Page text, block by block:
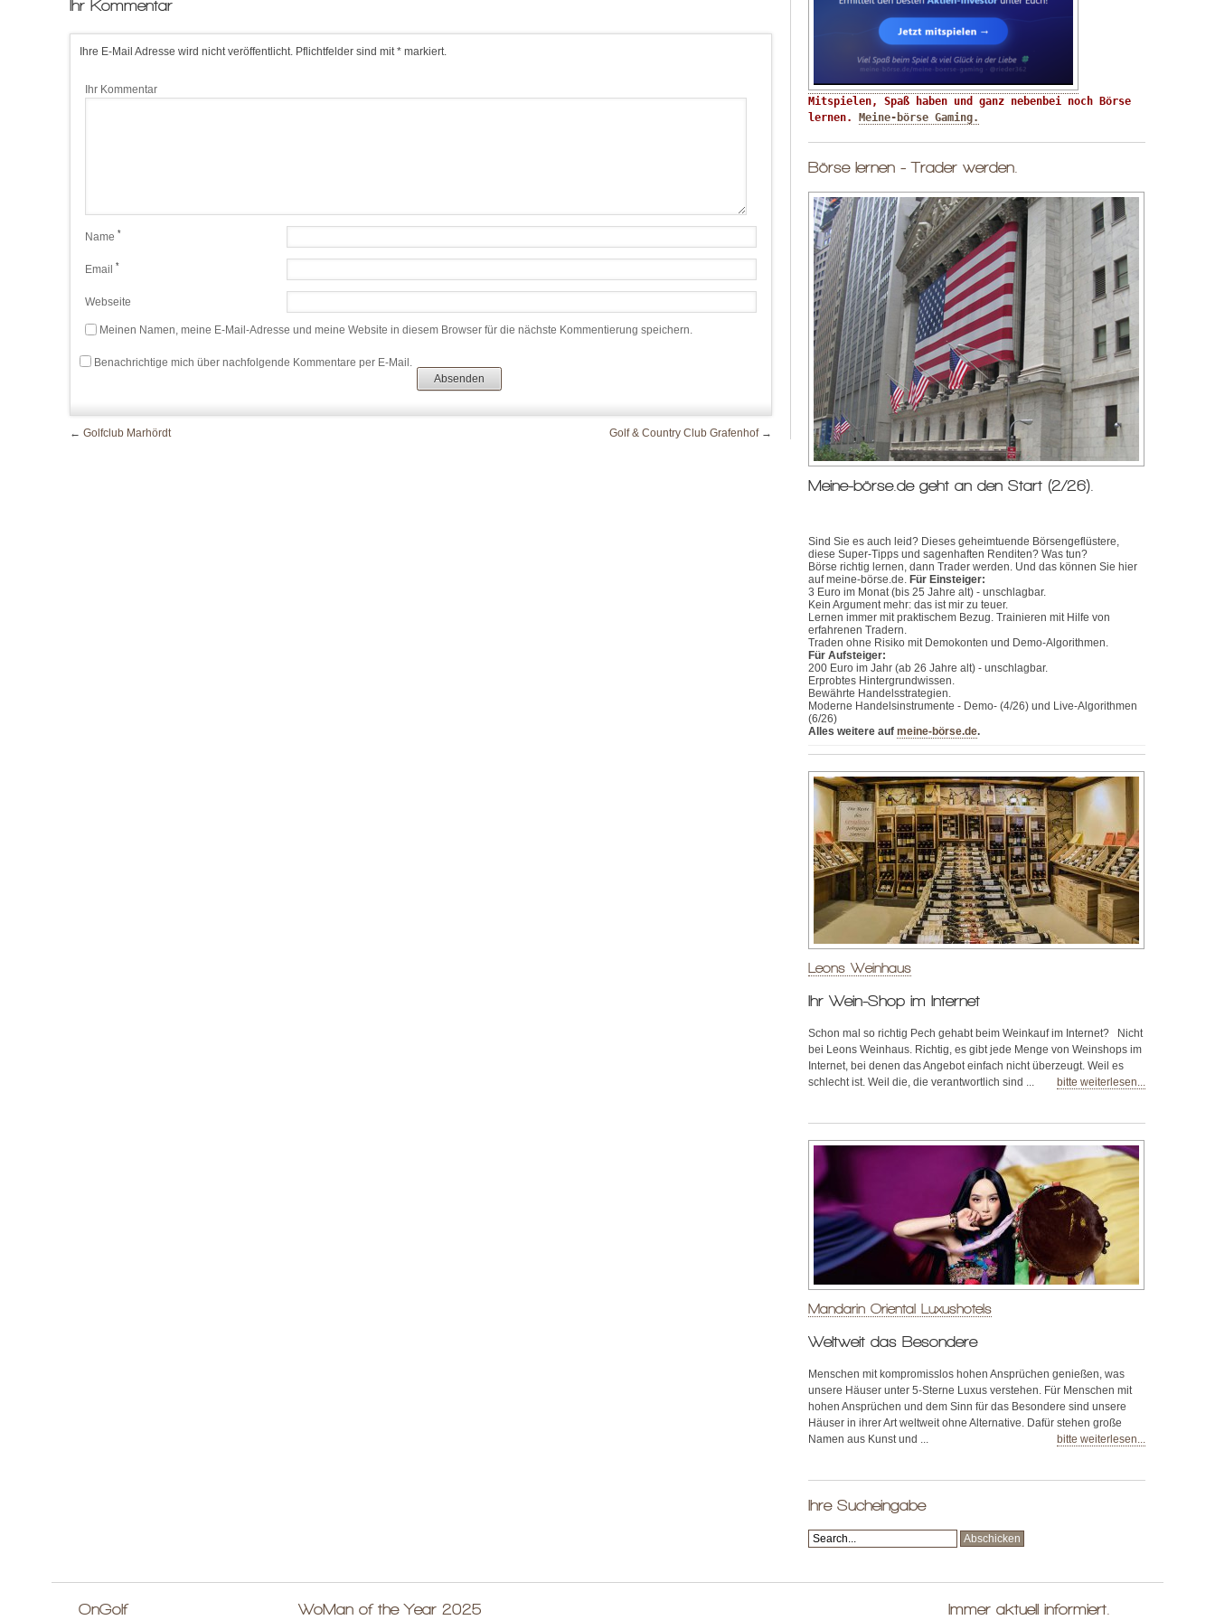
Ihr Kommentar
Ihre E-Mail Adresse wird nicht veröffentlicht. Pflichtfelder sind mit * markiert.
Ihr Kommentar
Name *
Email *
Webseite
Meinen Namen, meine E-Mail-Adresse und meine Website in diesem Browser für die nächste Kommentierung speichern.
Benachrichtige mich über nachfolgende Kommentare per E-Mail.
← Golfclub Marhördt Golf & Country Club Grafenhof →
Mitspielen, Spaß haben und ganz nebenbei noch Börse
lernen.
Meine-börse Gaming.
Börse lernen - Trader werden.
Meine-börse.de geht an den Start (2/26).
Sind Sie es auch leid? Dieses geheimtuende Börsengeflüstere,
diese Super-Tipps und sagenhaften Renditen? Was tun?
Börse richtig lernen, dann Trader werden. Und das können Sie hier
auf meine-börse.de. Für Einsteiger:
3 Euro im Monat (bis 25 Jahre alt) - unschlagbar.
Kein Argument mehr: das ist mir zu teuer.
Lernen immer mit praktischem Bezug. Trainieren mit Hilfe von
erfahrenen Tradern.
Traden ohne Risiko mit Demokonten und Demo-Algorithmen.
Für Aufsteiger:
200 Euro im Jahr (ab 26 Jahre alt) - unschlagbar.
Erprobtes Hintergrundwissen.
Bewährte Handelsstrategien.
Moderne Handelsinstrumente - Demo- (4/26) und Live-Algorithmen
(6/26)
Alles weitere aufmeine-börse.de.
Leons Weinhaus
Ihr Wein-Shop im Internet
Schon mal so richtig Pech gehabt beim Weinkauf im Internet? Nicht
bei Leons Weinhaus. Richtig, es gibt jede Menge von Weinshops im
Internet, bei denen das Angebot einfach nicht überzeugt. Weil es
schlecht ist. Weil die, die verantwortlich sind ...
bitte weiterlesen...
Mandarin Oriental Luxushotels
Weltweit das Besondere
Menschen mit kompromisslos hohen Ansprüchen genießen, was
unsere Häuser unter 5-Sterne Luxus verstehen. Für Menschen mit
hohen Ansprüchen und dem Sinn für das Besondere sind unsere
Häuser in ihrer Art weltweit ohne Alternative. Dafür stehen große
Namen aus Kunst und ...
bitte weiterlesen...
Ihre Sucheingabe
OnGolf WoMan of the Year 2025
Immer aktuell informiert.